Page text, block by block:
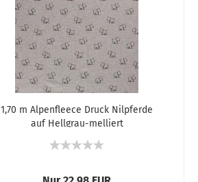
1,70 m Alpenfleece Druck Nilpferde
auf Hellgrau-melliert